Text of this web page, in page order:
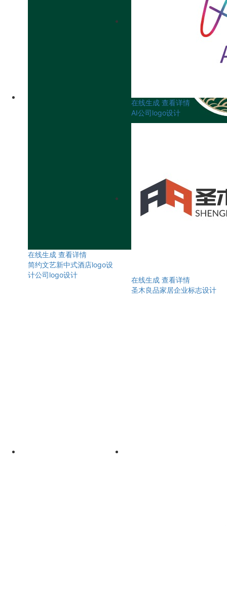
在线生成 查看详情
简约文艺新中式酒店logo设
计公司logo设计
在线生成 查看详情
AI公司logo设计
在线生成 查看详情
圣木良品家居企业标志设计